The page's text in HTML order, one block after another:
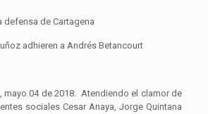
defensa de Cartagena
adhieren a Andrés Betancourt
mayo 04 de 2018. Atendiendo el clamor de
sociales Cesar Anaya, Jorge Quintana